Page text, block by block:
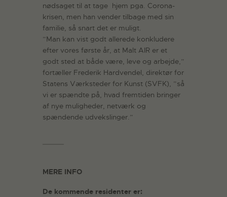
nødsaget til at tage hjem pga. Corona-
krisen, men han vender tilbage med sin
familie, så snart det er muligt.
”Man kan vist godt allerede konkludere
efter vores første år, at Malt AIR er et
godt sted at både være, leve og arbejde,”
fortæller Frederik Hardvendel, direktør for
Statens Værksteder for Kunst (SVFK), ”så
vi er spændte på, hvad fremtiden bringer
af nye muligheder, netværk og
spændende udvekslinger.”
MERE INFO
De kommende residenter er: